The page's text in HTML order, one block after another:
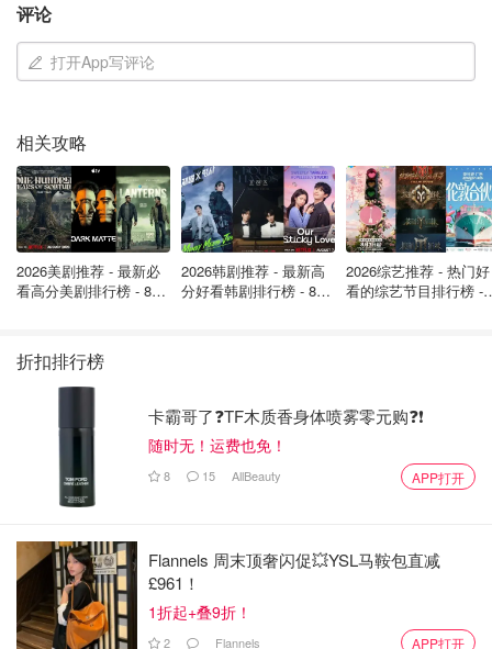
评论
打开App写评论
相关攻略
2026美剧推荐 - 最新必
看高分美剧排行榜 - 8月
2026韩剧推荐 - 最新高
分好看韩剧排行榜 - 8月
2026综艺推荐 - 热门好
看的综艺节目排行榜 -
折扣排行榜
卡霸哥了❓TF木质香身体喷雾零元购❓❗
随时无！运费也免！
8 15 AllBeauty APP打开
Flannels 周末顶奢闪促💥YSL马鞍包直减
£961！
1折起+叠9折！
2 Flannels APP打开